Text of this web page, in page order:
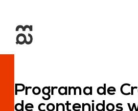
Programa de
de contenidos